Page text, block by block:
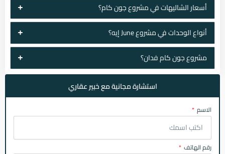
أسعار الشاليهات في مشروع جون كام؟
أنواع الوحدات في مشروع June إيه؟
مشروع جون كام فدان؟
استشارة مجانية مع خبير عقاري
الاسم
رقم الهاتف